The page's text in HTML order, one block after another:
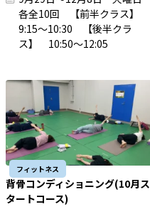
各全10回 【前半クラス】
9:15～10:30 【後半クラ
ス】 10:50～12:05
フィットネス
背骨コンディショニング(10月ス
タートコース)